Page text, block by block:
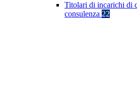
Titolari di incarichi di
consulenza 22